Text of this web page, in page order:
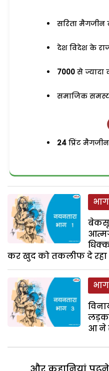
सरिता मैगजीन
देश विदेश के
7000 से ज्यादा
समाजिक
24 प्रिंट मैगजीन
कर खुद को तकलीफ दे रहा
आ ने